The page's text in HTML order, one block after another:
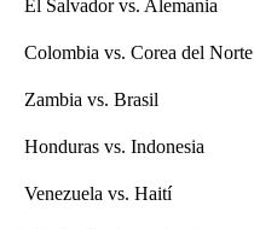
El Salvador vs. Alemania
Colombia vs. Corea del Norte
Zambia vs. Brasil
Honduras vs. Indonesia
Venezuela vs. Haití